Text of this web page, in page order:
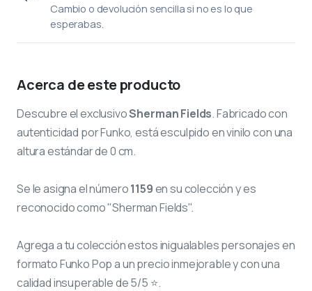
Cambio o devolución sencilla si no es lo que
esperabas.
Acerca de este producto
Descubre el exclusivoSherman Fields. Fabricado con
autenticidad por Funko, está esculpido en vinilo con una
altura estándar de 0 cm.
Se le asigna el número1159en su colección y es
reconocido como "Sherman Fields".
Agrega a tu colección estos inigualables personajes en
formato Funko Pop a un precio inmejorable y con una
calidad insuperable de 5/5 ⭐.